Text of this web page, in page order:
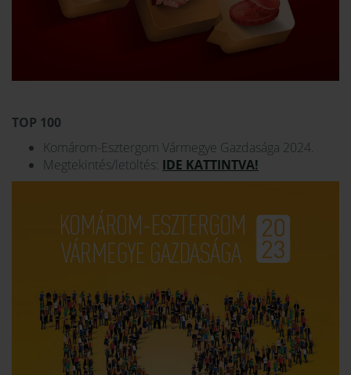
TOP 100
Komárom-Esztergom Vármegye Gazdasága 2024.
Megtekintés/letöltés: IDE KATTINTVA!